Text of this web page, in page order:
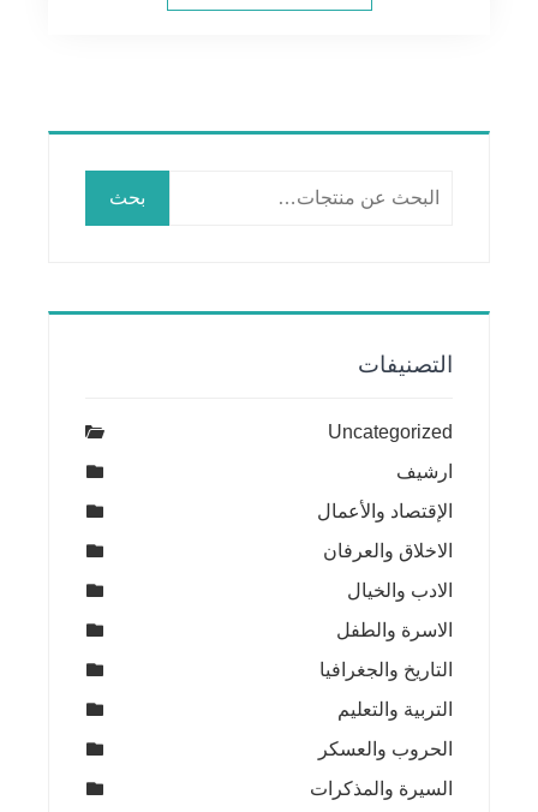
بحث
التصنيفات
Uncategorized
ارشيف
الإقتصاد والأعمال
الاخلاق والعرفان
الادب والخيال
الاسرة والطفل
التاريخ والجغرافيا
التربية والتعليم
الحروب والعسكر
السيرة والمذكرات